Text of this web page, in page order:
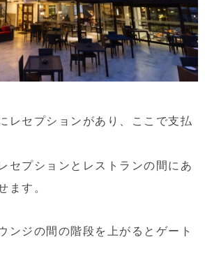
レセプションがあり、ここで支払
セプションとレストランの間にあ
ます。
ンジの間の階段を上がるとゲート